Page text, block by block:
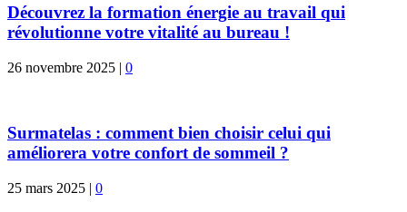
Découvrez la formation énergie au travail qui
révolutionne votre vitalité au bureau !
26 novembre 2025 | 0
Surmatelas : comment bien choisir celui qui
améliorera votre confort de sommeil ?
25 mars 2025 | 0